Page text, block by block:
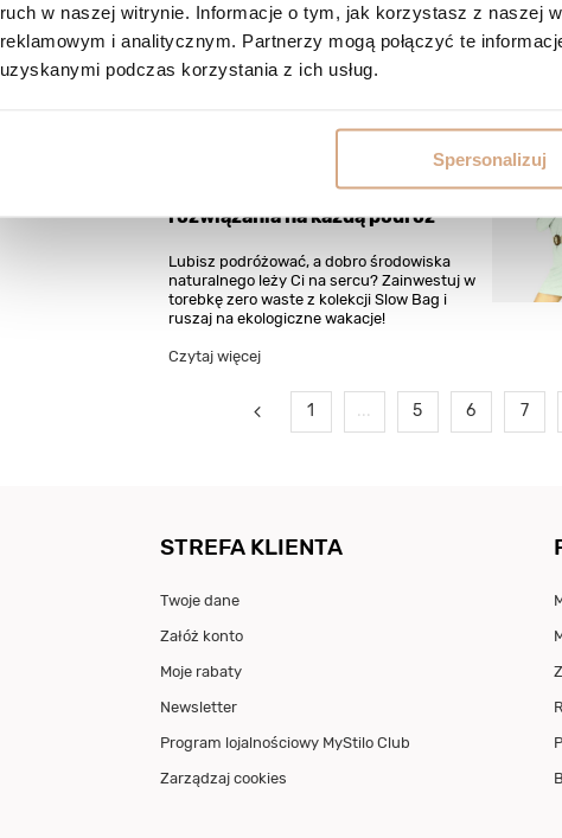
ruch w naszej witrynie. Informacje o tym, jak korzystasz z naszej
reklamowym i analitycznym. Partnerzy mogą połączyć te
uzyskanymi podczas korzystania z ich usług.
Spersonalizuj
dodatek do stroju. To eleganckie
akcesorium wyrażające Ciebie! Sprawdź czy
podróżników: Eco-friendly
rozwiązania na każdą podróż
Lubisz podróżować, a dobro środowiska
naturalnego leży Ci na sercu? Zainwestuj w
torebkę zero waste z kolekcji Slow Bag i
ruszaj na ekologiczne wakacje!
Czytaj więcej
1 ... 5 6 7
STREFA KLIENTA
Twoje dane
Załóż konto
Moje rabaty
Newsletter
Program lojalnościowy MyStilo Club
Zarządzaj cookies